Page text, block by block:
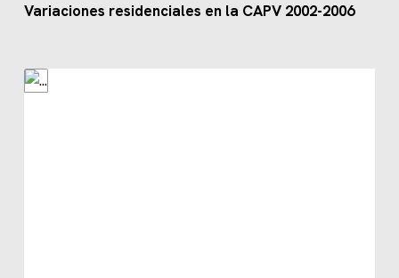
Variaciones residenciales en la CAPV 2002-2006